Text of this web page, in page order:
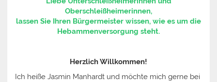
Oberschleißheimerinnen,
lassen Sie Ihren Bürgermeister wissen, wie es um die
Hebammenversorgung steht.
Herzlich Willkommen!
Ich heiße Jasmin Manhardt und möchte mich gerne bei